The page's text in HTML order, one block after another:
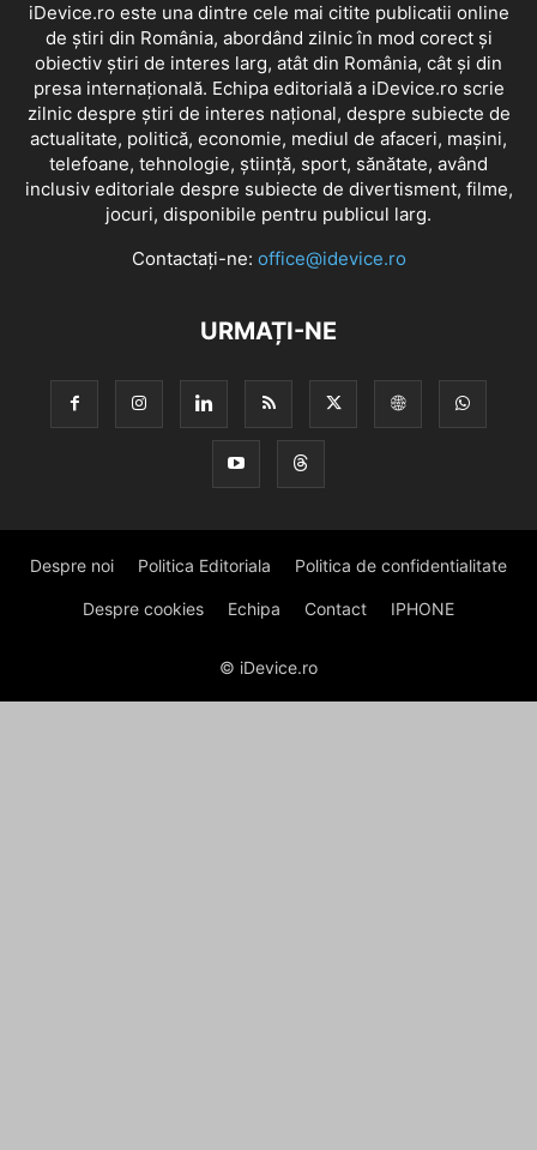
iDevice.ro este una dintre cele mai citite publicatii online
de știri din România, abordând zilnic în mod corect și
obiectiv știri de interes larg, atât din România, cât și din
presa internațională. Echipa editorială a iDevice.ro scrie
zilnic despre știri de interes național, despre subiecte de
actualitate, politică, economie, mediul de afaceri, mașini,
telefoane, tehnologie, știință, sport, sănătate, având
inclusiv editoriale despre subiecte de divertisment, filme,
jocuri, disponibile pentru publicul larg.
Contactați-ne: office@idevice.ro
URMAȚI-NE
Despre noi Politica Editoriala Politica de confidentialitate
Despre cookies Echipa Contact IPHONE
© iDevice.ro